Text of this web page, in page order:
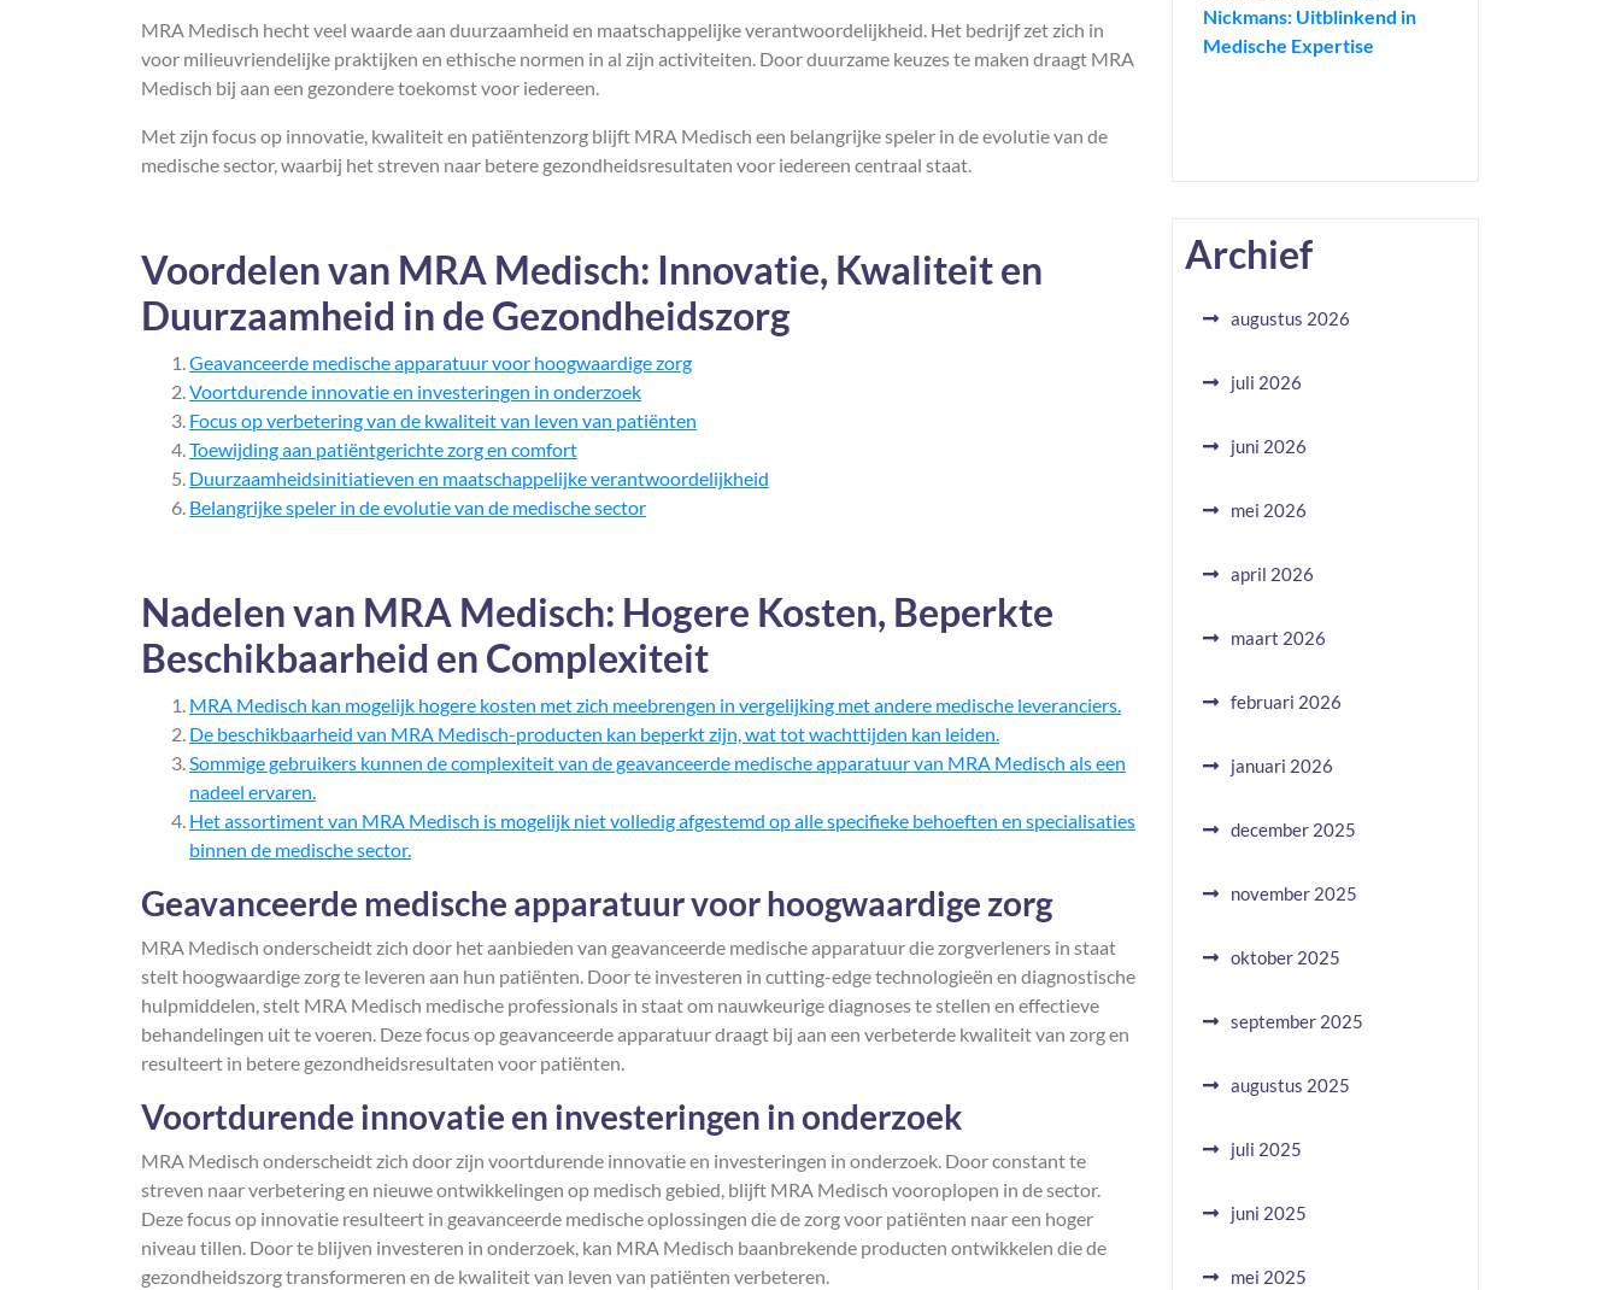
MRA Medisch hecht veel waarde aan duurzaamheid en maatschappelijke verantwoordelijkheid. Het bedrijf zet zich in
voor milieuvriendelijke praktijken en ethische normen in al zijn activiteiten. Door duurzame keuzes te maken draagt MRA
Medisch bij aan een gezondere toekomst voor iedereen.
Met zijn focus op innovatie, kwaliteit en patiëntenzorg blijft MRA Medisch een belangrijke speler in de evolutie van de
medische sector, waarbij het streven naar betere gezondheidsresultaten voor iedereen centraal staat.
Voordelen van MRA Medisch: Innovatie, Kwaliteit en
Duurzaamheid in de Gezondheidszorg
Geavanceerde medische apparatuur voor hoogwaardige zorg
Voortdurende innovatie en investeringen in onderzoek
Focus op verbetering van de kwaliteit van leven van patiënten
Toewijding aan patiëntgerichte zorg en comfort
Duurzaamheidsinitiatieven en maatschappelijke verantwoordelijkheid
Belangrijke speler in de evolutie van de medische sector
Nadelen van MRA Medisch: Hogere Kosten, Beperkte
Beschikbaarheid en Complexiteit
MRA Medisch kan mogelijk hogere kosten met zich meebrengen in vergelijking met andere medische leveranciers.
De beschikbaarheid van MRA Medisch-producten kan beperkt zijn, wat tot wachttijden kan leiden.
Sommige gebruikers kunnen de complexiteit van de geavanceerde medische apparatuur van MRA Medisch als een
nadeel ervaren.
Het assortiment van MRA Medisch is mogelijk niet volledig afgestemd op alle specifieke behoeften en specialisaties
binnen de medische sector.
Geavanceerde medische apparatuur voor hoogwaardige zorg
MRA Medisch onderscheidt zich door het aanbieden van geavanceerde medische apparatuur die zorgverleners in staat
stelt hoogwaardige zorg te leveren aan hun patiënten. Door te investeren in cutting-edge technologieën en diagnostische
hulpmiddelen, stelt MRA Medisch medische professionals in staat om nauwkeurige diagnoses te stellen en effectieve
behandelingen uit te voeren. Deze focus op geavanceerde apparatuur draagt bij aan een verbeterde kwaliteit van zorg en
resulteert in betere gezondheidsresultaten voor patiënten.
Voortdurende innovatie en investeringen in onderzoek
MRA Medisch onderscheidt zich door zijn voortdurende innovatie en investeringen in onderzoek. Door constant te
streven naar verbetering en nieuwe ontwikkelingen op medisch gebied, blijft MRA Medisch vooroplopen in de sector.
Deze focus op innovatie resulteert in geavanceerde medische oplossingen die de zorg voor patiënten naar een hoger
niveau tillen. Door te blijven investeren in onderzoek, kan MRA Medisch baanbrekende producten ontwikkelen die de
gezondheidszorg transformeren en de kwaliteit van leven van patiënten verbeteren.
Nickmans: Uitblinkend in
Medische Expertise
Archief
augustus 2026
juli 2026
juni 2026
mei 2026
april 2026
maart 2026
februari 2026
januari 2026
december 2025
november 2025
oktober 2025
september 2025
augustus 2025
juli 2025
juni 2025
mei 2025